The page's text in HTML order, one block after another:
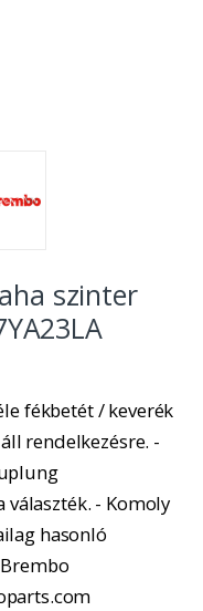
szinter
fékbetét / keverék
rendelkezésre. -
- Komoly
hasonló